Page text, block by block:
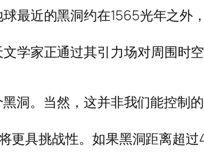
最近的黑洞约在1565光年之外
学家正通过其引力场对周围时
洞。当然，这并非我们能控制
更具挑战性。如果黑洞距离超